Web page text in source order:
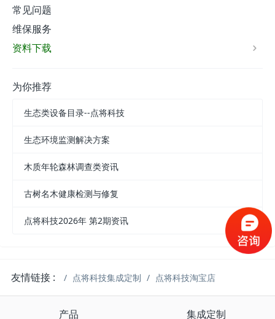
常见问题
维保服务
资料下载
为你推荐
生态类设备目录--点将科技
生态环境监测解决方案
木质年轮森林调查类资讯
古树名木健康检测与修复
点将科技2026年 第2期资讯
友情链接 : 点将科技集成定制 点将科技淘宝店
产品 集成定制